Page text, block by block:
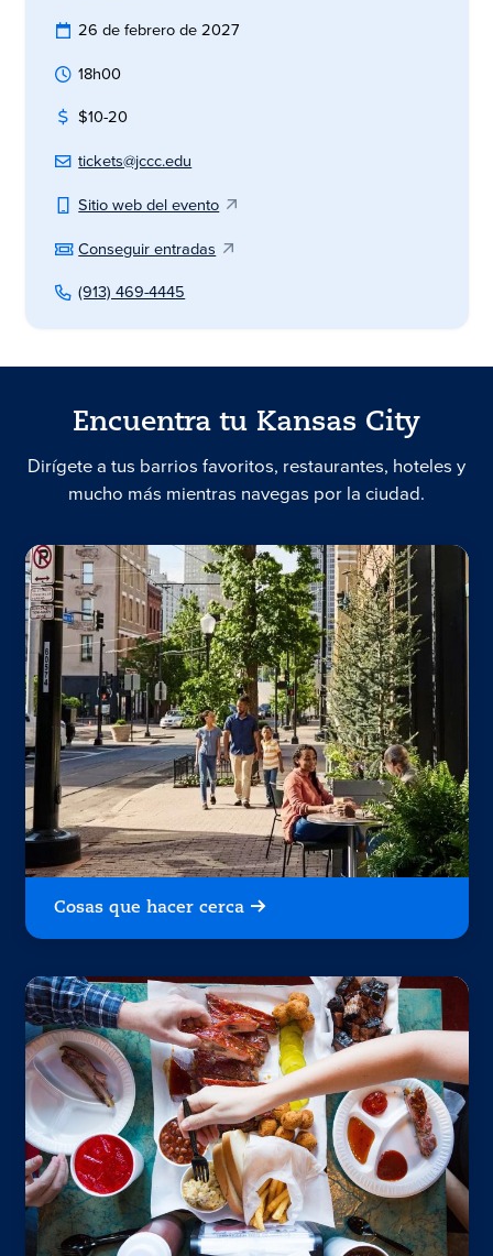
26 de febrero de 2027
18h00
$10-20
tickets@jccc.edu
Sitio web del evento
Conseguir entradas
(913) 469-4445
Encuentra tu Kansas City
Dirígete a tus barrios favoritos, restaurantes, hoteles y
mucho más mientras navegas por la ciudad.
Cosas que hacer cerca